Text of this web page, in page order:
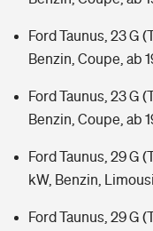
Ford Taunus, 23 G
Benzin, Coupe, ab
Ford Taunus, 23 G
Benzin, Coupe, ab
Ford Taunus, 29 G
kW, Benzin,
Ford Taunus, 29 G